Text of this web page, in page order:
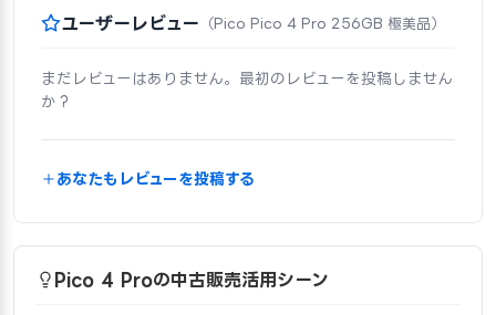
ユーザーレビュー （Pico Pico 4 Pro 256GB 極美品）
まだレビューはありません。最初のレビューを投稿しません
か？
あなたもレビューを投稿する
Pico 4 Proの中古販売活用シーン